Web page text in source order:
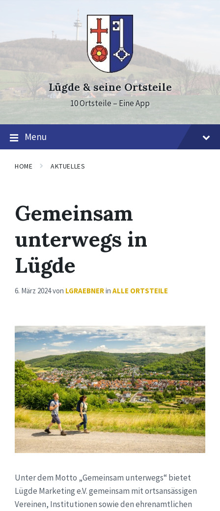
Lügde & seine Ortsteile
10 Ortsteile – Eine App
Menu
HOME AKTUELLES
Gemeinsam
unterwegs in
Lügde
6. März 2024von LGRAEBNERin ALLE ORTSTEILE
Unter dem Motto „Gemeinsam unterwegs“ bietet
Lügde Marketing e.V. gemeinsam mit ortsansässigen
Vereinen, Institutionen sowie den ehrenamtlichen